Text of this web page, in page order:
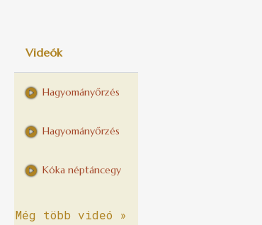
Videók
Hagyományőrzés
Hagyományőrzés
Még több videó »